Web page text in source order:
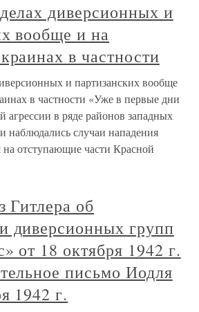
диверсионных и
вообще и на
в частности
и партизанских вообще
в частности «Уже в первые дни
агрессии в ряде районов западных
наблюдались случаи нападения
на отступающие части Красной
Гитлера об
диверсионных групп
от 18 октября 1942 г.
письмо Иодля
1942 г.